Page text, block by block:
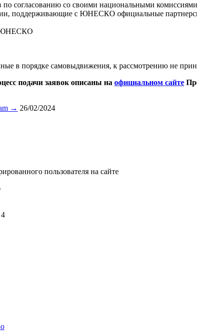
по согласованию со своими национальными комиссиями
поддерживающие с ЮНЕСКО официальные
ЮНЕСКО
в порядке самовыдвижения, к рассмотрению не
подачи заявок описаны на официальном сайте
→ 26/02/2024
пользователя на сайте